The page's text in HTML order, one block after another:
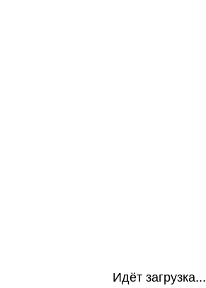
Идёт загрузка...